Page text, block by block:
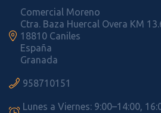

Comercial Moreno
Ctra. Baza Huercal Overa KM
18810 Caniles
España
Granada
 958710151
Lunes a Viernes: 9:00–14:00,